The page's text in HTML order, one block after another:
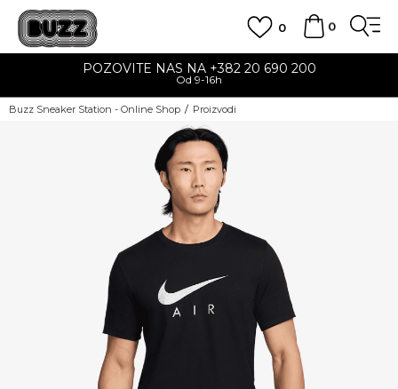
0
0
POZOVITE NAS NA +382 20 690 200
Od 9-16h
Buzz Sneaker Station - Online Shop Proizvodi